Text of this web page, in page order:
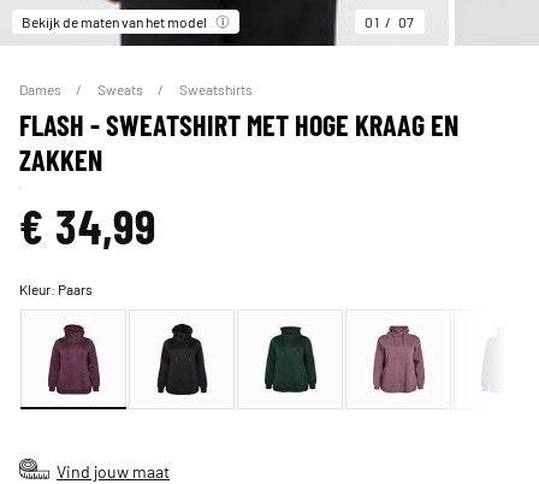
Bekijk de maten van het model 01 07
Dames Sweats Sweatshirts
FLASH - SWEATSHIRT MET HOGE KRAAG EN
ZAKKEN
€ 34,99
Kleur: Paars
Vind jouw maat